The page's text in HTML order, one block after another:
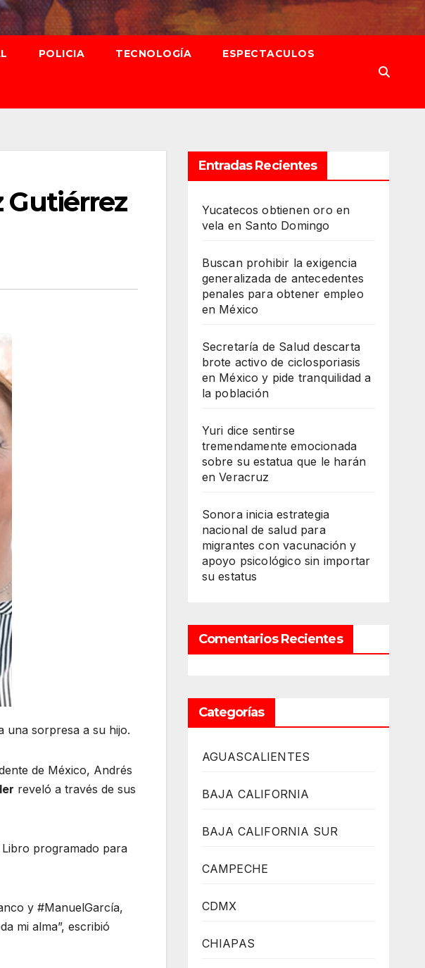
POLICIA TECNOLOGÍA ESPECTACULOS
Gutiérrez
una sorpresa a su hijo.
de México, Andrés
reveló a través de sus
programado para
y #ManuelGarcía,
mi alma”, escribió
Entradas Recientes
Yucatecos obtienen oro en
vela en Santo Domingo
Buscan prohibir la exigencia
generalizada de antecedentes
penales para obtener empleo
en México
Secretaría de Salud descarta
brote activo de ciclosporiasis
en México y pide tranquilidad a
la población
Yuri dice sentirse
tremendamente emocionada
sobre su estatua que le harán
en Veracruz
Sonora inicia estrategia
nacional de salud para
migrantes con vacunación y
apoyo psicológico sin importar
su estatus
Comentarios Recientes
Categorías
AGUASCALIENTES
BAJA CALIFORNIA
BAJA CALIFORNIA SUR
CAMPECHE
CDMX
CHIAPAS